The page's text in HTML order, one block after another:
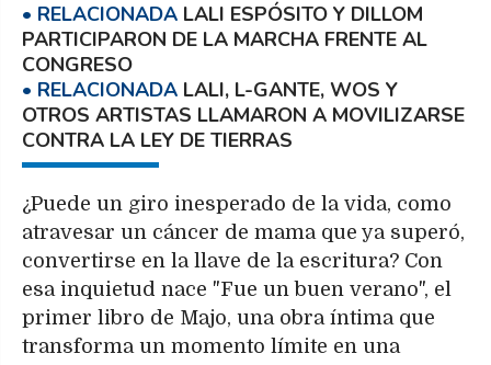
LALI ESPÓSITO Y DILLOM
PARTICIPARON DE LA MARCHA FRENTE AL
CONGRESO
LALI, L-GANTE, WOS Y
OTROS ARTISTAS LLAMARON A MOVILIZARSE
CONTRA LA LEY DE TIERRAS
¿Puede un giro inesperado de la vida, como
atravesar un cáncer de mama que ya superó,
convertirse en la llave de la escritura? Con
esa inquietud nace "Fue un buen verano", el
primer libro de Majo, una obra íntima que
transforma un momento límite en una